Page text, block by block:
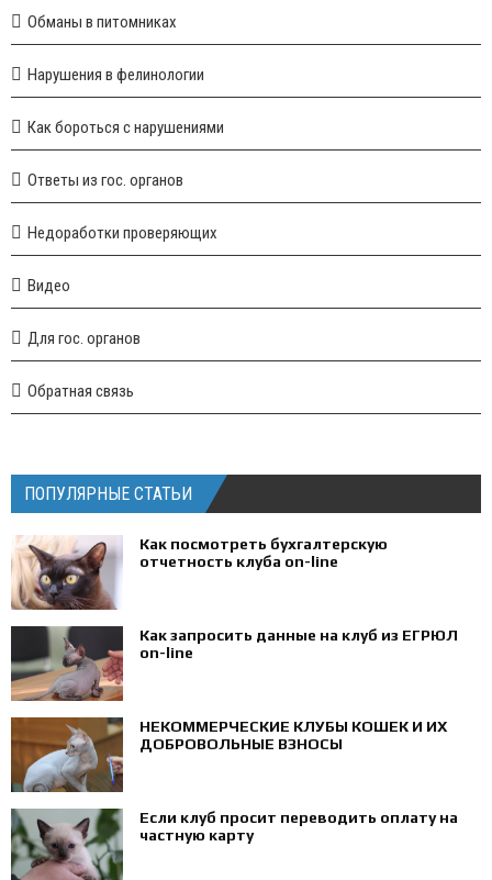
Обманы в питомниках
Нарушения в фелинологии
Как бороться с нарушениями
Ответы из гос. органов
Недоработки проверяющих
Видео
Для гос. органов
Обратная связь
ПОПУЛЯРНЫЕ СТАТЬИ
Как посмотреть бухгалтерскую
отчетность клуба on-line
Как запросить данные на клуб из ЕГРЮЛ
on-line
НЕКОММЕРЧЕСКИЕ КЛУБЫ КОШЕК И ИХ
ДОБРОВОЛЬНЫЕ ВЗНОСЫ
Если клуб просит переводить оплату на
частную карту